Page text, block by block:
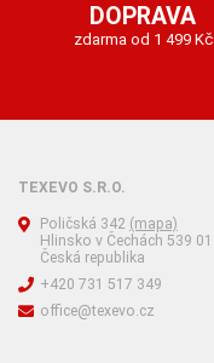
DOPRAVA
zdarma od 1 499 Kč
TEXEVO S.R.O.
Poličská 342 (mapa)
Hlinsko v Čechách 539 01
Česká republika
+420 731 517 349
office@texevo.cz